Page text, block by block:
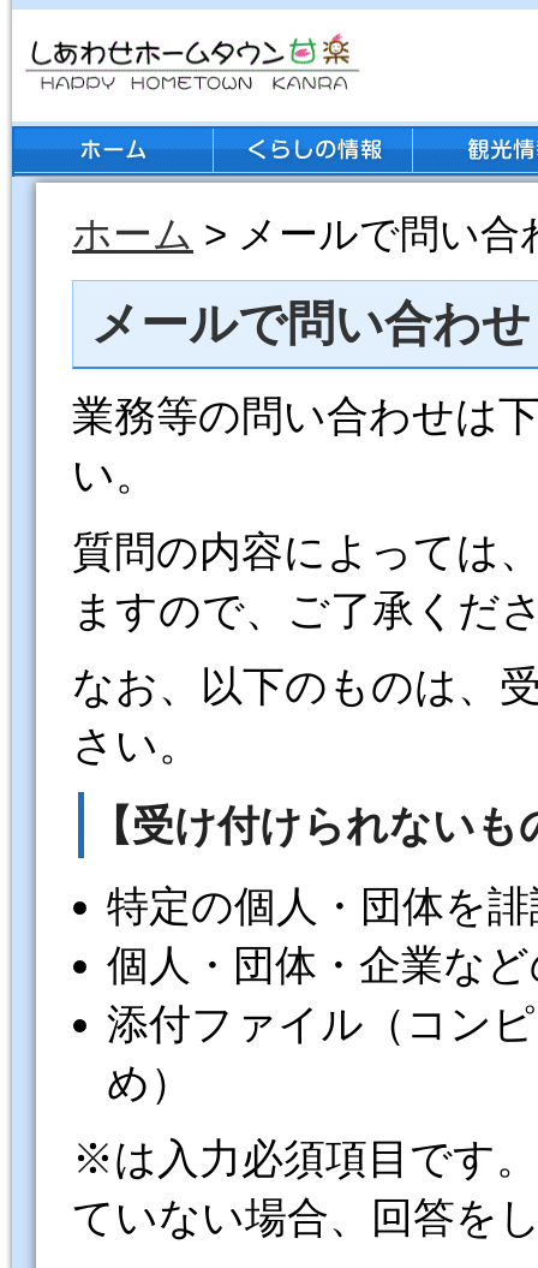
ホーム > メールで問い合
メールで問い合わせ
業務等の問い合わせは
い。
質問の内容によっては
ますので、ご了承くだ
なお、以下のものは、
さい。
【受け付けられないも
特定の個人・団体を
個人・団体・企業な
添付ファイル（コン
め）
※は入力必須項目です
ていない場合、回答を